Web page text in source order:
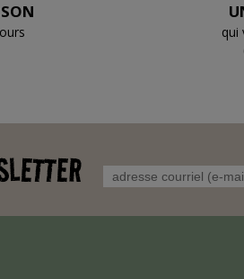
qui